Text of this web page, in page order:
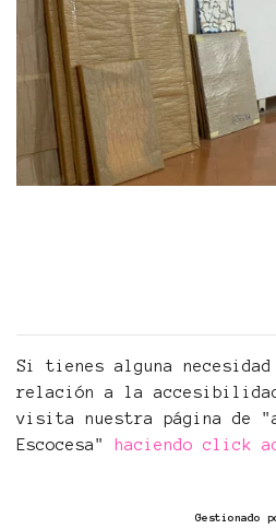
Si tienes alguna necesidad
relación a la
visita nuestra página de
Escocesa"
haciendo click
Gestionado